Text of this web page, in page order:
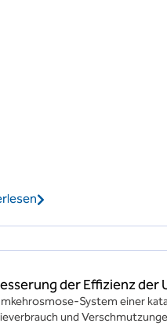
der Effizienz der
System einer
und